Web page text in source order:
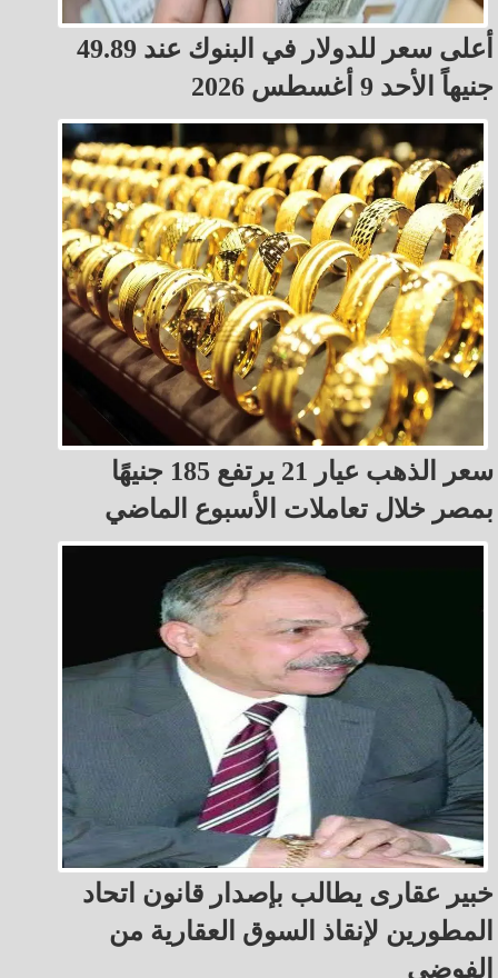
أعلى سعر للدولار في البنوك عند 49.89
جنيهاً الأحد 9 أغسطس 2026
سعر الذهب عيار 21 يرتفع 185 جنيهًا
بمصر خلال تعاملات الأسبوع الماضي
خبير عقارى يطالب بإصدار قانون اتحاد
المطورين لإنقاذ السوق العقارية من
الفوضى